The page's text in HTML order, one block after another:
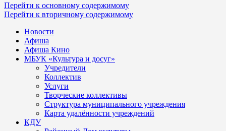
МБУК Невельского района "Культура
и досуг"
Перейти к основному содержимому
Перейти к вторичному содержимому
Новости
Афиша
Афиша Кино
МБУК «Культура и досуг»
Учредители
Коллектив
Услуги
Творческие коллективы
Структура муниципального учреждения
Карта удалённости учреждений
КДУ